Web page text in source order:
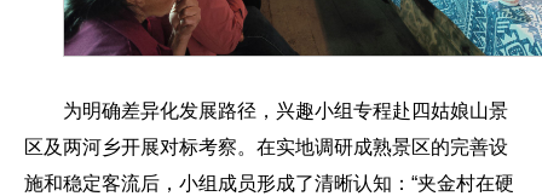
为明确差异化发展路径，兴趣小组专程赴四姑娘山景
区及两河乡开展对标考察。在实地调研成熟景区的完善设
施和稳定客流后，小组成员形成了清晰认知：“夹金村在硬